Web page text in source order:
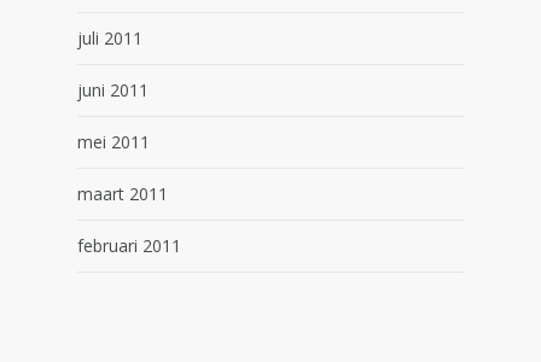
juli 2011
juni 2011
mei 2011
maart 2011
februari 2011